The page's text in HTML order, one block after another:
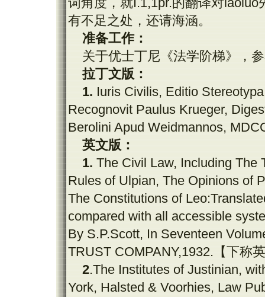
有不足之处，还请海涵。
准备工作：
关于优士丁尼《法学阶梯》，
拉丁文版：
1. Iuris Civilis, Editio
Recognovit Paulus Krueger,
Berolini Apud Weidmannos,
英文版 ：
1. The Civil Law, Including The
Rules of Ulpian, The Opinions of
The Constitutions of
compared with all accessible
By S.P.Scott, In Seventeen
TRUST COMPANY,1932. 【下称
2.The Institutes of Justinian,
York, Halsted & Voorhies, Law